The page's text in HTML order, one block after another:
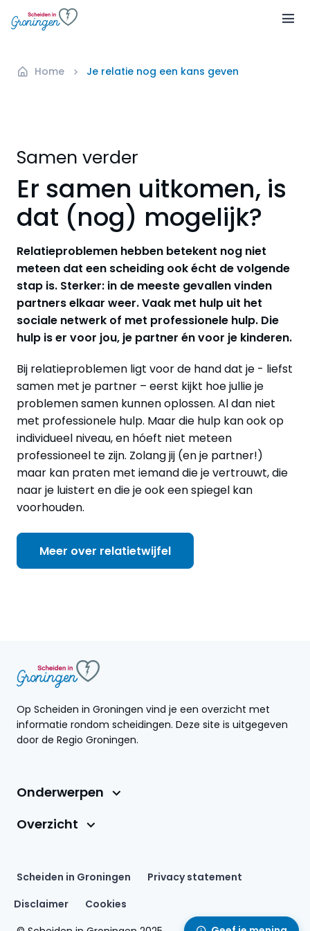
Home Je relatie nog een kans geven
Samen verder
Er samen uitkomen, is
dat (nog) mogelijk?
Relatieproblemen hebben betekent nog niet
meteen dat een scheiding ook écht de volgende
stap is. Sterker: in de meeste gevallen vinden
partners elkaar weer. Vaak met hulp uit het
sociale netwerk of met professionele hulp. Die
hulp is er voor jou, je partner én voor je kinderen.
Bij relatieproblemen ligt voor de hand dat je - liefst
samen met je partner – eerst kijkt hoe jullie je
problemen samen kunnen oplossen. Al dan niet
met professionele hulp. Maar die hulp kan ook op
individueel niveau, en hóeft niet meteen
professioneel te zijn. Zolang jij (en je partner!)
maar kan praten met iemand die je vertrouwt, die
naar je luistert en die je ook een spiegel kan
voorhouden.
Meer over relatietwijfel
Op Scheiden in Groningen vind je een overzicht met
informatie rondom scheidingen. Deze site is uitgegeven
door de Regio Groningen.
Onderwerpen
Overzicht
Scheiden in Groningen
Privacy statement
Disclaimer
Cookies